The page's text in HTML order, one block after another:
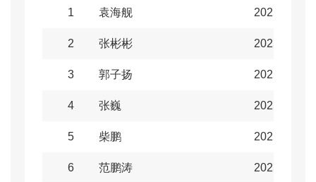
1 袁海舰 2025-11-18
2 张彬彬 2025-11-18
3 郭子扬 2025-11-18
4 张巍 2025-11-18
5 柴鹏 2025-11-18
6 范鹏涛 2025-11-18